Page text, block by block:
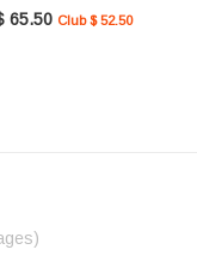
65.50 Club $ 52.50